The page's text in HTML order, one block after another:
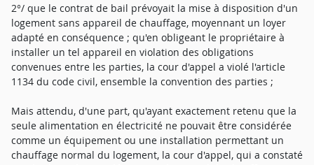
2°/ que le contrat de bail prévoyait la mise à disposition d'un
logement sans appareil de chauffage, moyennant un loyer
adapté en conséquence ; qu'en obligeant le propriétaire à
installer un tel appareil en violation des obligations
convenues entre les parties, la cour d'appel a violé l'article
1134 du code civil, ensemble la convention des parties ;
Mais attendu, d'une part, qu'ayant exactement retenu que la
seule alimentation en électricité ne pouvait être considérée
comme un équipement ou une installation permettant un
chauffage normal du logement, la cour d'appel, qui a constaté